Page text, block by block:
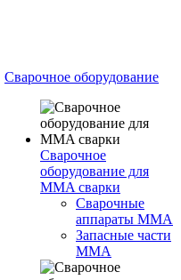
Сварочное оборудование
Сварочное
оборудование для
MMA сварки
Сварочные
аппараты MMA
Запасные части
MMA